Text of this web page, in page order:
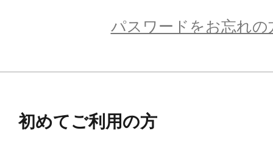
パスワードをお忘れの
初めてご利用の方